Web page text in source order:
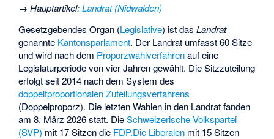
→Hauptartikel:Landrat (Nidwalden)
Gesetzgebendes Organ (Legislative) ist dasLandrat
genannte Kantonsparlament. Der Landrat umfasst 60 Sitze
und wird nach dem Proporzwahlverfahrenauf eine
Legislaturperiode von vier Jahren gewählt. Die Sitzzuteilung
erfolgt seit 2014 nach dem System des
doppeltproportionalen Zuteilungsverfahrens
(Doppelproporz). Die letzten Wahlen in den Landrat fanden
am 8. März 2026 statt. DieSchweizerische Volkspartei
(SVP) mit 17 Sitzen die FDP.Die Liberalen mit 15 Sitzen